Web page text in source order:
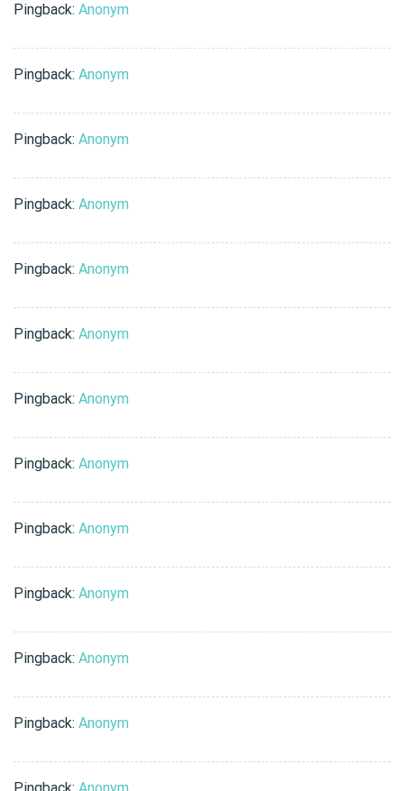
Pingback: Anonym
Pingback: Anonym
Pingback: Anonym
Pingback: Anonym
Pingback: Anonym
Pingback: Anonym
Pingback: Anonym
Pingback: Anonym
Pingback: Anonym
Pingback: Anonym
Pingback: Anonym
Pingback: Anonym